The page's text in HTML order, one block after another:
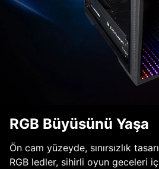
RGB Büyüsünü Yaşa
Ön cam yüzeyde, sınırsızlık
RGB ledler, sihirli oyun geceleri